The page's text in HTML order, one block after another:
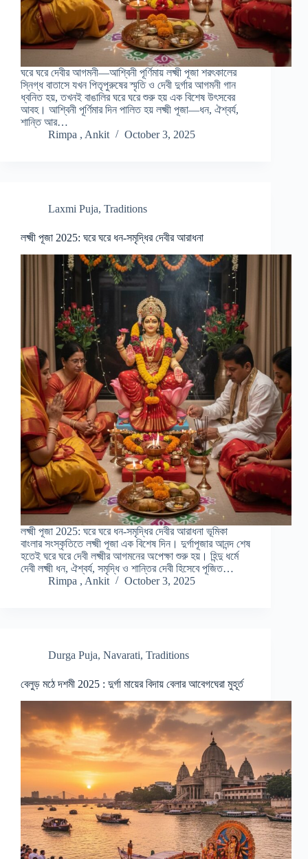
ঘরে ঘরে দেবীর আগমনী—আশ্বিনী পূর্ণিমায় লক্ষ্মী পূজা শরৎকালের
স্নিগ্ধ বাতাসে যখন পিতৃপুরুষের স্মৃতি ও দেবী দুর্গার আগমনী গান
ধ্বনিত হয়, তখনই বাঙালির ঘরে ঘরে শুরু হয় এক বিশেষ উৎসবের
আবহ। আশ্বিনী পূর্ণিমার দিন পালিত হয় লক্ষ্মী পূজা—ধন, ঐশ্বর্য,
শান্তি আর…
Rimpa , Ankit
October 3, 2025
Laxmi Puja, Traditions
লক্ষ্মী পূজা 2025: ঘরে ঘরে ধন-সমৃদ্ধির দেবীর আরাধনা
লক্ষ্মী পূজা 2025: ঘরে ঘরে ধন-সমৃদ্ধির দেবীর আরাধনা ভূমিকা
বাংলার সংস্কৃতিতে লক্ষ্মী পূজা এক বিশেষ দিন। দুর্গাপূজার আনন্দ শেষ
হতেই ঘরে ঘরে দেবী লক্ষ্মীর আগমনের অপেক্ষা শুরু হয়। হিন্দু ধর্মে
দেবী লক্ষ্মী ধন, ঐশ্বর্য, সমৃদ্ধি ও শান্তির দেবী হিসেবে পূজিত…
Rimpa , Ankit
October 3, 2025
Durga Puja, Navarati, Traditions
বেলুড় মঠে দশমী 2025 : দুর্গা মায়ের বিদায় বেলার আবেগঘেরা মুহূর্ত